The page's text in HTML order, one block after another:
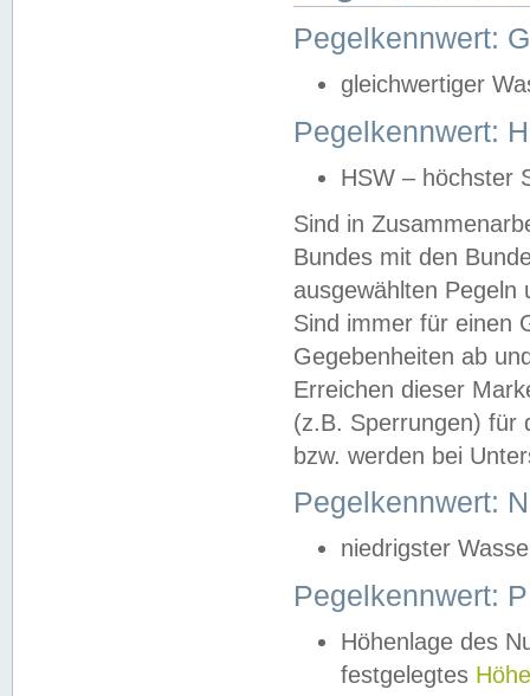
Pegelkennwert:
gleichwertiger
Pegelkennwert:
HSW – höchster
Sind in
Bundes mit den
ausgewählten
Sind immer für einen
Gegebenheiten ab
Erreichen dieser
(z.B. Sperrungen) für
bzw. werden bei
Pegelkennwert:
niedrigster
Pegelkennwert:
Höhenlage des
festgelegtes